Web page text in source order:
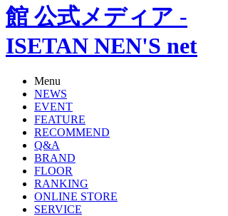
館 公式メディア -
ISETAN NEN'S net
Menu
NEWS
EVENT
FEATURE
RECOMMEND
Q&A
BRAND
FLOOR
RANKING
ONLINE STORE
SERVICE